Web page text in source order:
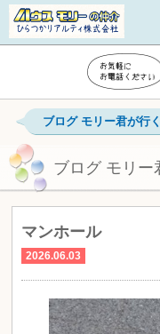
ブログ モリー君が行
ブログ モリー
マンホール
2026.06.03